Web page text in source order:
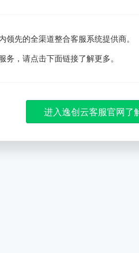
领先的全渠道整合客服系统提供商。
务，请点击下面链接了解更多。
进入逸创云客服官网了